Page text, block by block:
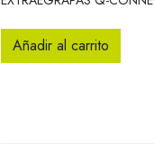
Añadir al carrito